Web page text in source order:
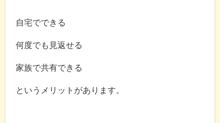
自宅でできる
何度でも見返せる
家族で共有できる
というメリットがあります。